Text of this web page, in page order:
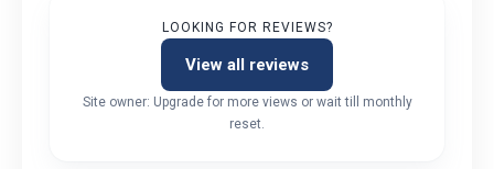
LOOKING FOR REVIEWS?
View all reviews
Site owner: Upgrade for more views or wait till monthly
reset.